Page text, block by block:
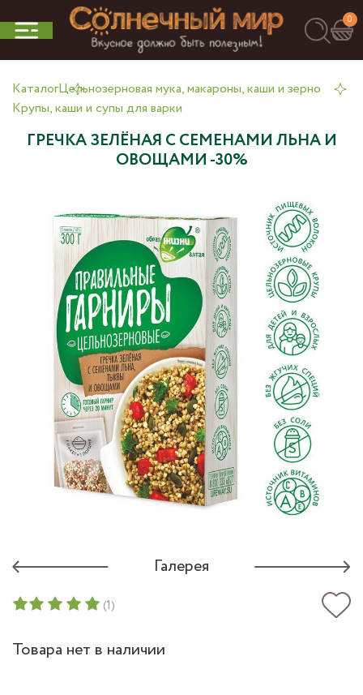
0
КаталогЦельнозерновая мука, макароны, каши и зерно
Крупы, каши и супы для варки
ГРЕЧКА ЗЕЛЁНАЯ С СЕМЕНАМИ ЛЬНА И
ОВОЩАМИ -30%
Галерея
(1)
Товара нет в наличии